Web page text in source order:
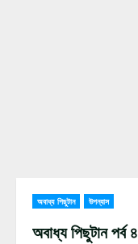
অবাধ্য পিছুটান উপন্যাস
অবাধ্য পিছুটান পর্ব ৪